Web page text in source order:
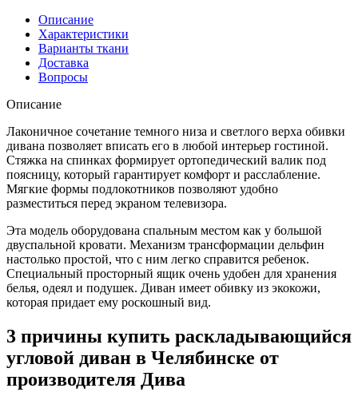
Описание
Характеристики
Варианты ткани
Доставка
Вопросы
Описание
Лаконичное сочетание темного низа и светлого верха обивки
дивана позволяет вписать его в любой интерьер гостиной.
Стяжка на спинках формирует ортопедический валик под
поясницу, который гарантирует комфорт и расслабление.
Мягкие формы подлокотников позволяют удобно
разместиться перед экраном телевизора.
Эта модель оборудована спальным местом как у большой
двуспальной кровати. Механизм трансформации дельфин
настолько простой, что с ним легко справится ребенок.
Специальный просторный ящик очень удобен для хранения
белья, одеял и подушек. Диван имеет обивку из экокожи,
которая придает ему роскошный вид.
3 причины купить раскладывающийся
угловой диван в Челябинске от
производителя Дива